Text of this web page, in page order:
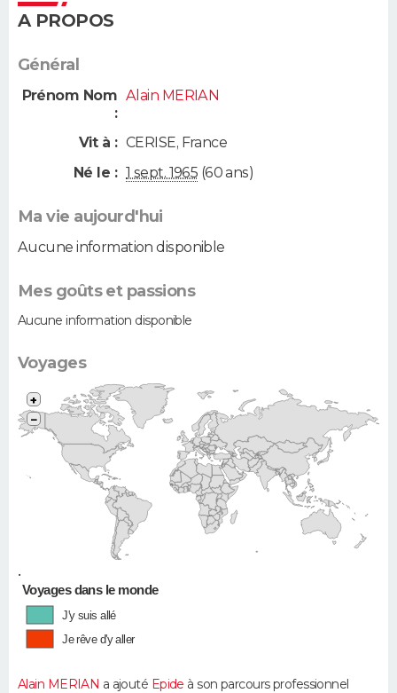
A PROPOS
Général
Prénom Nom
:
Alain MERIAN
Vit à : CERISE, France
Né le : 1 sept. 1965 (60 ans)
Ma vie aujourd'hui
Aucune information disponible
Mes goûts et passions
Aucune information disponible
Voyages
•
+
−
Voyages dans le monde
J'y suis allé
Je rêve d'y aller
Alain MERIAN a ajouté Epide à son parcours professionnel